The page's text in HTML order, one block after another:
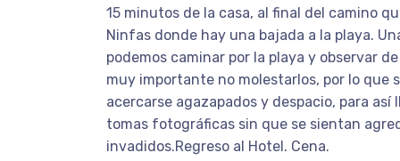
15 minutos de la casa, al final del camino
Ninfas donde hay una bajada a la playa.
podemos caminar por la playa y observar
muy importante no molestarlos, por lo que
acercarse agazapados y despacio, para así
tomas fotográficas sin que se sientan
invadidos.Regreso al Hotel. Cena.